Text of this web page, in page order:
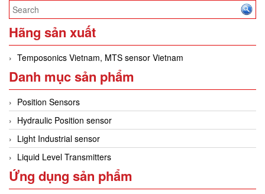
Hãng sản xuất
Temposonics Vietnam, MTS sensor Vietnam
Danh mục sản phẩm
Position Sensors
Hydraulic Position sensor
Light Industrial sensor
Liquid Level Transmitters
Ứng dụng sản phẩm